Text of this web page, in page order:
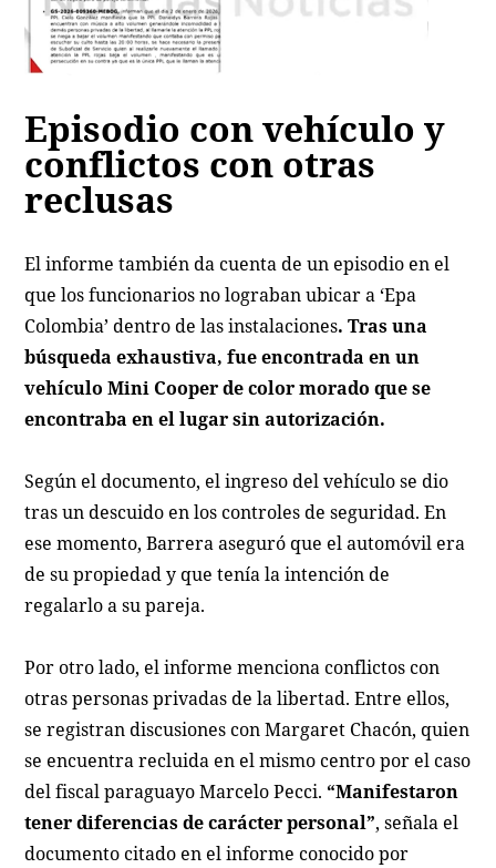
Episodio con vehículo y
conflictos con otras
reclusas
El informe también da cuenta de un episodio en el
que los funcionarios no lograban ubicar a ‘Epa
Colombia’ dentro de las instalaciones. Tras una
búsqueda exhaustiva, fue encontrada en un
vehículo Mini Cooper de color morado que se
encontraba en el lugar sin autorización.
Según el documento, el ingreso del vehículo se dio
tras un descuido en los controles de seguridad. En
ese momento, Barrera aseguró que el automóvil era
de su propiedad y que tenía la intención de
regalarlo a su pareja.
Por otro lado, el informe menciona conflictos con
otras personas privadas de la libertad. Entre ellos,
se registran discusiones con Margaret Chacón, quien
se encuentra recluida en el mismo centro por el caso
del fiscal paraguayo Marcelo Pecci. “Manifestaron
tener diferencias de carácter personal”, señala el
documento citado en el informe conocido por